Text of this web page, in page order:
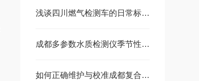
浅谈四川燃气检测车的日常标定与质量控制体系
成都多参数水质检测仪季节性维护要点：应对温度、湿度变化影响的调整策略
如何正确维护与校准成都复合气体检测仪以保障其长期稳定性？